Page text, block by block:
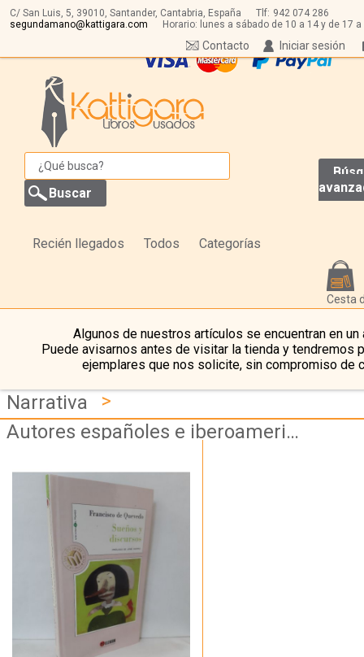
C/ San Luis, 5, 39010, Santander, Cantabria, España Tlf: 942 074 286
segundamano@kattigara.com
Horario: lunes a sábado de 10 a 14 y de 17 a
Iniciar sesión
Contacto
Recién llegados Todos Categorías
Cesta
Algunos de nuestros artículos se encuentran en un
Puede avisarnos antes de visitar la tienda y tendremos
ejemplares que nos solicite, sin compromiso de
Narrativa
>
Autores españoles e iberoamericanos